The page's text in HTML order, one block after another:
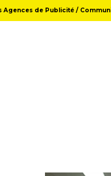
Agences de Publicité /